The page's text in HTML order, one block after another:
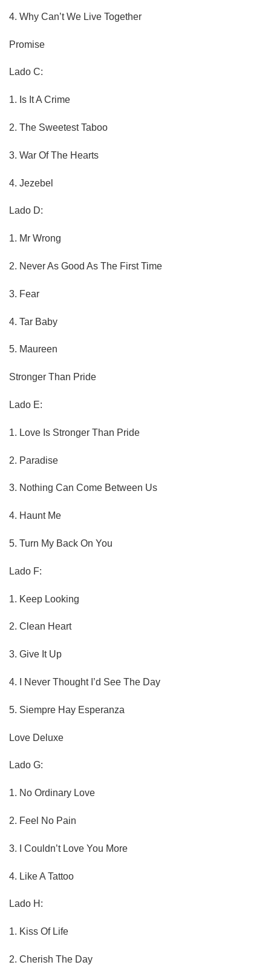
4. Why Can’t We Live Together
Promise
Lado C:
1. Is It A Crime
2. The Sweetest Taboo
3. War Of The Hearts
4. Jezebel
Lado D:
1. Mr Wrong
2. Never As Good As The First Time
3. Fear
4. Tar Baby
5. Maureen
Stronger Than Pride
Lado E:
1. Love Is Stronger Than Pride
2. Paradise
3. Nothing Can Come Between Us
4. Haunt Me
5. Turn My Back On You
Lado F:
1. Keep Looking
2. Clean Heart
3. Give It Up
4. I Never Thought I’d See The Day
5. Siempre Hay Esperanza
Love Deluxe
Lado G:
1. No Ordinary Love
2. Feel No Pain
3. I Couldn’t Love You More
4. Like A Tattoo
Lado H:
1. Kiss Of Life
2. Cherish The Day